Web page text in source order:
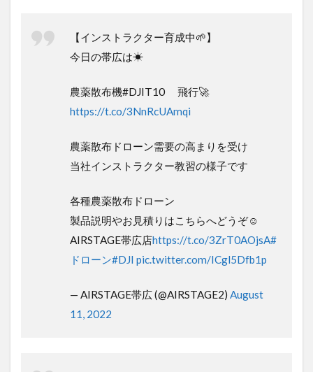
【インストラクター育成中🌱】
農薬散布機#DJIT10 飛行🚀
農薬散布ドローン需要の高まりを受け
各種農薬散布ドローン
製品説明やお見積りはこちらへどうぞ☺
AIRSTAGE帯広店
pic.twitter.com/ICgl5Dfb1p